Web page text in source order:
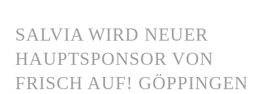
SALVIA WIRD NEUER
HAUPTSPONSOR VON
FRISCH AUF! GÖPPINGEN